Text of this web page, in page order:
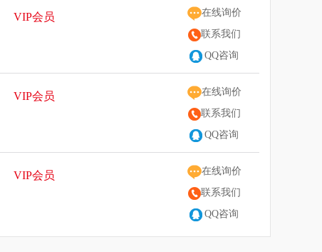
VIP会员
在线询价
联系我们
QQ咨询
VIP会员
在线询价
联系我们
QQ咨询
VIP会员
在线询价
联系我们
QQ咨询